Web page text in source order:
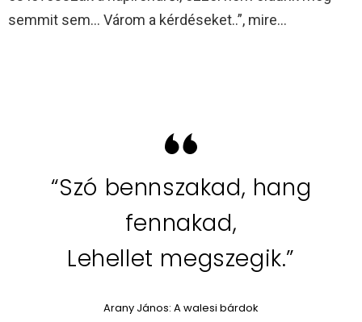
semmit sem… Várom a kérdéseket..”, mire…
“Szó bennszakad, hang
fennakad,
Lehellet megszegik.”
Arany János: A walesi bárdok